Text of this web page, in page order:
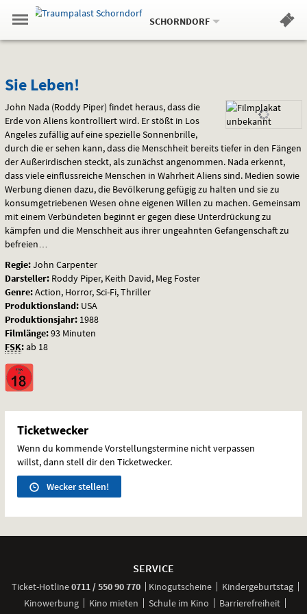
Springe
zum
,zum
.
Navigation
Gehe
zur
Standortauswahl
Standort:
SCHORNDORF.
Hinweis
Sie
Leben!
Sie Leben!
John Nada (Roddy Piper) findet heraus, dass die
Erde von Aliens kontrolliert wird. Er stößt in Los
Angeles zufällig auf eine spezielle Sonnenbrille,
durch die er sehen kann, dass die Menschheit bereits tiefer in den Fängen
der Außerirdischen steckt, als zunächst angenommen. Nada erkennt,
dass viele einflussreiche Menschen in Wahrheit Aliens sind. Medien sowie
Werbung dienen dazu, die Bevölkerung gefügig zu halten und sie zu
konsumgetriebenen Wesen ohne eigenen Willen zu machen. Gemeinsam
mit einem Verbündeten beginnt er gegen diese Unterdrückung zu
kämpfen und die Menschheit aus ihrer ungeahnten Gefangenschaft zu
befreien…
Regie:John Carpenter
Darsteller: Roddy Piper, Keith David, Meg Foster
Genre:Action, Horror, Sci-Fi, Thriller
Produktionsland: USA
Produktionsjahr: 1988
Filmlänge:93 Minuten
FSK:ab 18
Ticketwecker
Wenn du kommende Vorstellungstermine nicht verpassen
willst, dann stell dir den Ticketwecker.
Wecker stellen!
SERVICE
Ticket-Hotline0711 / 550 90 770anrufen
Kinogutscheine
Kindergeburtstag
Kinowerbung
Kino mieten Schule im Kino
Barrierefreiheit